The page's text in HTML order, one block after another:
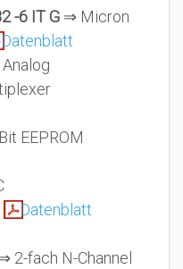
-6 IT G ⇒ Micron
Datenblatt
EEPROM
Datenblatt
2-fach N-Channel